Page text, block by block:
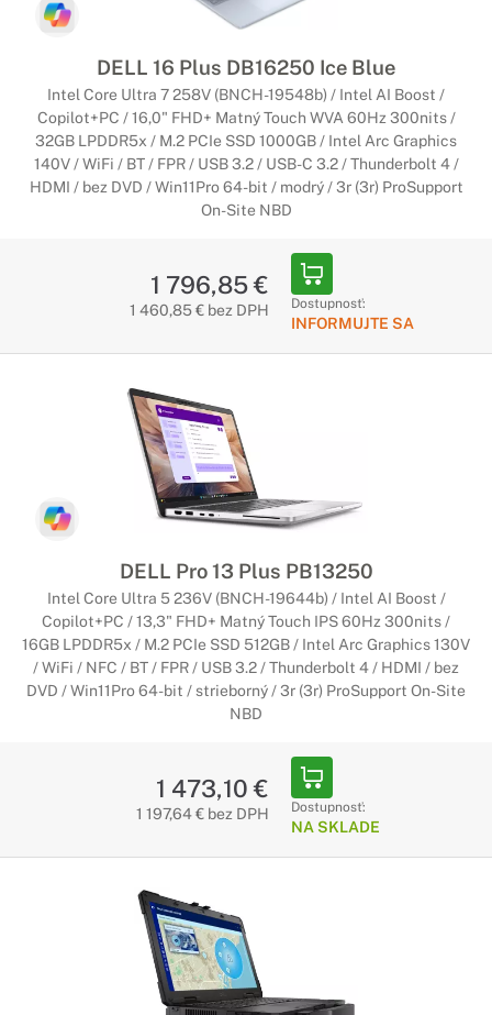
DELL 16 Plus DB16250 Ice Blue
Intel Core Ultra 7 258V (BNCH-19548b) / Intel AI Boost /
Copilot+PC / 16,0" FHD+ Matný Touch WVA 60Hz 300nits /
32GB LPDDR5x / M.2 PCIe SSD 1000GB / Intel Arc Graphics
140V / WiFi / BT / FPR / USB 3.2 / USB-C 3.2 / Thunderbolt 4 /
HDMI / bez DVD / Win11Pro 64-bit / modrý / 3r (3r) ProSupport
On-Site NBD
1 796,85 €
1 460,85 € bez DPH Dostupnosť:
INFORMUJTE SA
DELL Pro 13 Plus PB13250
Intel Core Ultra 5 236V (BNCH-19644b) / Intel AI Boost /
Copilot+PC / 13,3" FHD+ Matný Touch IPS 60Hz 300nits /
16GB LPDDR5x / M.2 PCIe SSD 512GB / Intel Arc Graphics 130V
/ WiFi / NFC / BT / FPR / USB 3.2 / Thunderbolt 4 / HDMI / bez
DVD / Win11Pro 64-bit / strieborný / 3r (3r) ProSupport On-Site
NBD
1 473,10 €
1 197,64 € bez DPH Dostupnosť:
NA SKLADE